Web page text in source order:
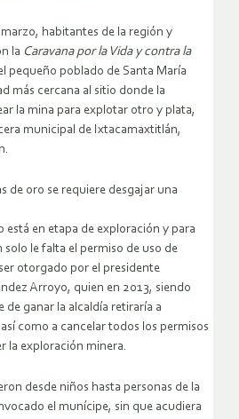
marzo, habitantes de la región y
la Caravana por la Vida y contra la
pequeño poblado de Santa María
más cercana al sitio donde la
la mina para explotar otro y plata,
municipal de Ixtacamaxtitlán,
de oro se requiere desgajar una
en etapa de exploración y para
le falta el permiso de uso de
otorgado por el presidente
Arroyo, quien en 2013, siendo
de ganar la alcaldía retiraría a
como a cancelar todos los permisos
la exploración minera.
desde niños hasta personas de la
el munícipe, sin que acudiera